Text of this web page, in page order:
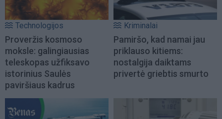
Technologijos
Proveržis kosmoso
moksle: galingiausias
teleskopas užfiksavo
istorinius Saulės
paviršiaus kadrus
Kriminalai
Pamiršo, kad namai jau
priklauso kitiems:
nostalgija daiktams
privertė griebtis smurto